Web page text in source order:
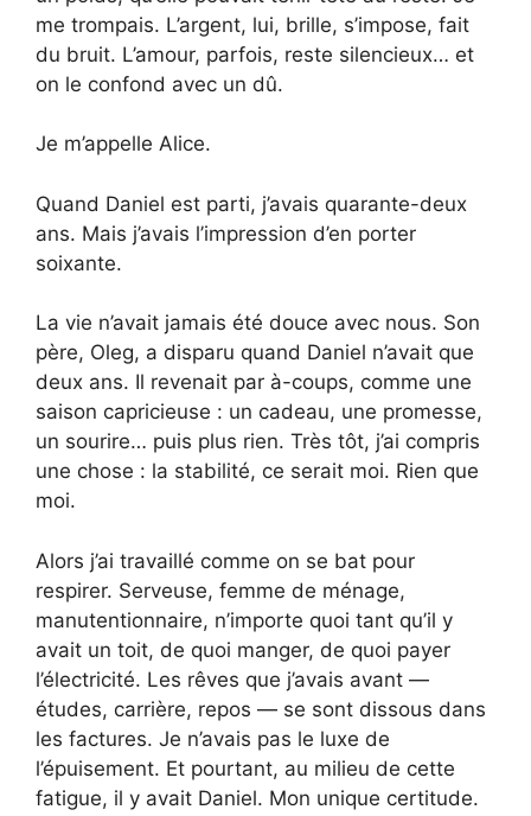
me trompais. L’argent, lui, brille, s’impose, fait
du bruit. L’amour, parfois, reste silencieux… et
on le confond avec un dû.
Je m’appelle Alice.
Quand Daniel est parti, j’avais quarante-deux
ans. Mais j’avais l’impression d’en porter
soixante.
La vie n’avait jamais été douce avec nous. Son
père, Oleg, a disparu quand Daniel n’avait que
deux ans. Il revenait par à-coups, comme une
saison capricieuse : un cadeau, une promesse,
un sourire… puis plus rien. Très tôt, j’ai compris
une chose : la stabilité, ce serait moi. Rien que
moi.
Alors j’ai travaillé comme on se bat pour
respirer. Serveuse, femme de ménage,
manutentionnaire, n’importe quoi tant qu’il y
avait un toit, de quoi manger, de quoi payer
l’électricité. Les rêves que j’avais avant —
études, carrière, repos — se sont dissous dans
les factures. Je n’avais pas le luxe de
l’épuisement. Et pourtant, au milieu de cette
fatigue, il y avait Daniel. Mon unique certitude.